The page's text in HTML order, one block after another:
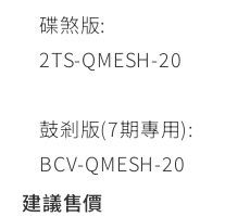
碟煞版:
2TS-QMESH-20
鼓剎版(7期專用):
BCV-QMESH-20
建議售價